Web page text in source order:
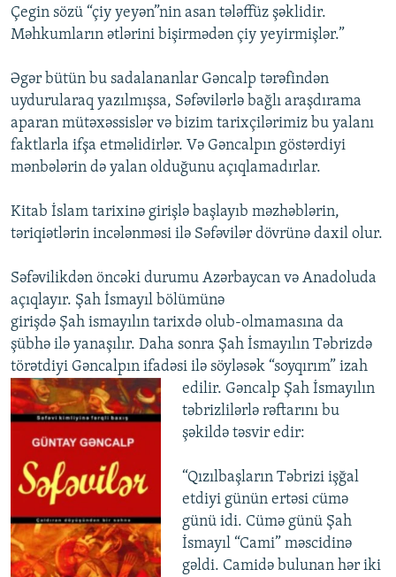
Çegin sözü “çiy yeyən”nin asan tələffüz şəklidir.
Məhkumların ətlərini bişirmədən çiy yeyirmişlər.”
Əgər bütün bu sadalananlar Gəncalp tərəfindən
uydurularaq yazılmışsa, Səfəvilərlə bağlı araşdırama
aparan mütəxəssislər və bizim tarixçilərimiz bu yalanı
faktlarla ifşa etməlidirlər. Və Gəncalpın göstərdiyi
mənbələrin də yalan olduğunu açıqlamadırlar.
Kitab İslam tarixinə girişlə başlayıb məzhəblərin,
təriqiətlərin incələnməsi ilə Səfəvilər dövrünə daxil olur.
Səfəvilikdən öncəki durumu Azərbaycan və Anadoluda
açıqlayır. Şah İsmayıl bölümünə
girişdə Şah ismayılın tarixdə olub-olmamasına da
şübhə ilə yanaşılır. Daha sonra Şah İsmayılın Təbrizdə
törətdiyi Gəncalpın ifadəsi ilə söyləsək “soyqırım” izah
edilir. Gəncalp Şah İsmayılın
təbrizlilərlə rəftarını bu
şəkildə təsvir edir:
“Qızılbaşların Təbrizi işğal
etdiyi günün ertəsi cümə
günü idi. Cümə günü Şah
İsmayıl “Cami” məscidinə
gəldi. Camidə bulunan hər iki